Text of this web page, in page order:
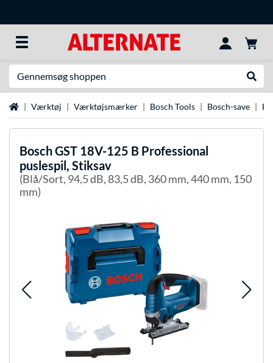
StartsideVærktøj Værktøjsmærker Bosch Tools Bosch-save
BoschGST 18V-125 B Professional
puslespil, Stiksav
(Blå/Sort, 94,5 dB, 83,5 dB, 360 mm, 440 mm, 150
mm)